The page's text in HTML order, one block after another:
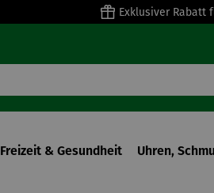
Exklusiver Rabatt
Freizeit & Gesundheit Uhren,